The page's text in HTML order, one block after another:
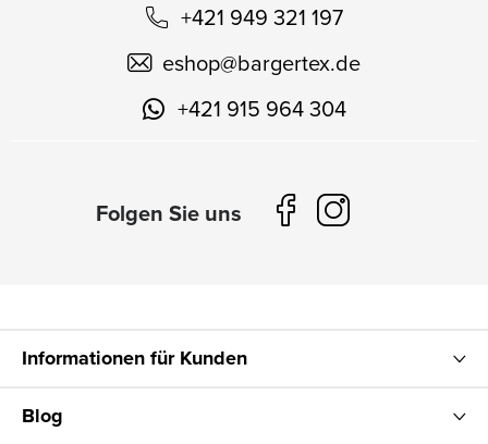
+421 949 321 197
eshop@bargertex.de
+421 915 964 304
Informationen für Kunden
Blog